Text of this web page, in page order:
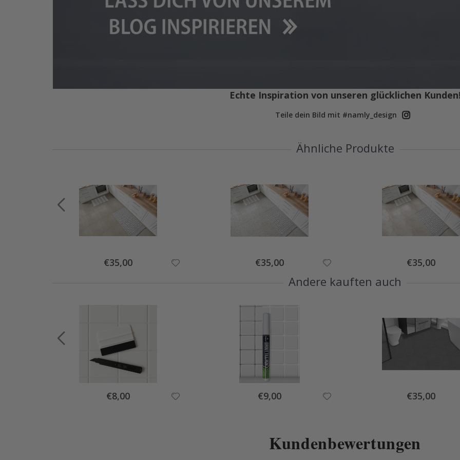
Echte Inspiration von unseren glücklichen
Teile dein Bild mit #namly_design
Ähnliche Produkte
Special
Price
€35,00 Special
Price
€35,00 Special
Price
€35,00
Andere kauften auch
Special
Price
€8,00 Special
Price
€9,00 Special
Price
€35,00
Kundenbewertungen